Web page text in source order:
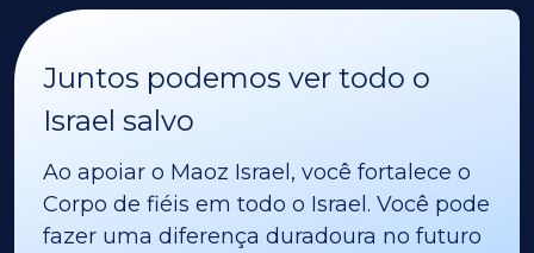
Juntos podemos ver todo o
Israel salvo
Ao apoiar o Maoz Israel, você fortalece o
Corpo de fiéis em todo o Israel. Você pode
fazer uma diferença duradoura no futuro